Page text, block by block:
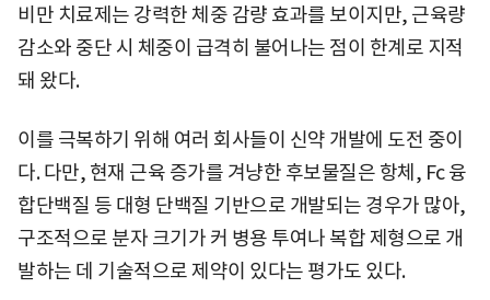
비만 치료제는 강력한 체중 감량 효과를 보이지만, 근육량
감소와 중단 시 체중이 급격히 불어나는 점이 한계로 지적
돼 왔다.
이를 극복하기 위해 여러 회사들이 신약 개발에 도전 중이
다. 다만, 현재 근육 증가를 겨냥한 후보물질은 항체, Fc 융
합단백질 등 대형 단백질 기반으로 개발되는 경우가 많아,
구조적으로 분자 크기가 커 병용 투여나 복합 제형으로 개
발하는 데 기술적으로 제약이 있다는 평가도 있다.